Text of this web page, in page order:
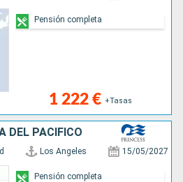
1 222 € +Tasas
Pensión completa
DEL PACÍFICO
Los Angeles 15/05/2027
Pensión completa